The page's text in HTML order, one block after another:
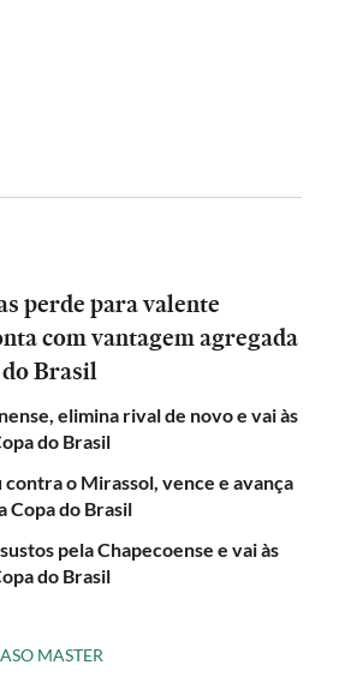
perde para valente
com vantagem agregada
do Brasil
elimina rival de novo e vai às
do Brasil
o Mirassol, vence e avança
Copa do Brasil
pela Chapecoense e vai às
do Brasil
MASTER